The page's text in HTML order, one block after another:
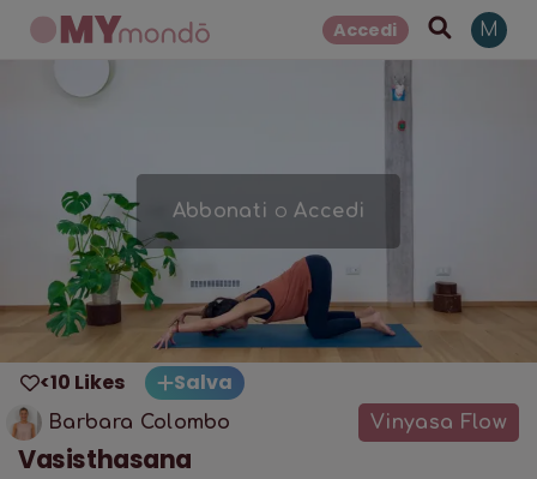
Accedi M
Abbonati oAccedi
<10 Likes Salva
Barbara Colombo Vinyasa Flow
Vasisthasana